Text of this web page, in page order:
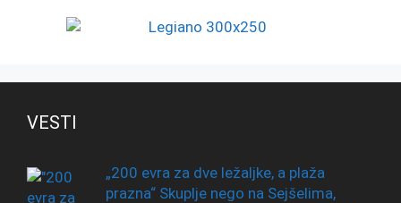
VESTI
„200 evra za dve ležaljke, a plaža
prazna“ Skuplje nego na Sejšelima,